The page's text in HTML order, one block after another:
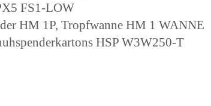
FS1-LOW
HM 1P, Tropfwanne HM 1 WANNE
HSP W3W250-T